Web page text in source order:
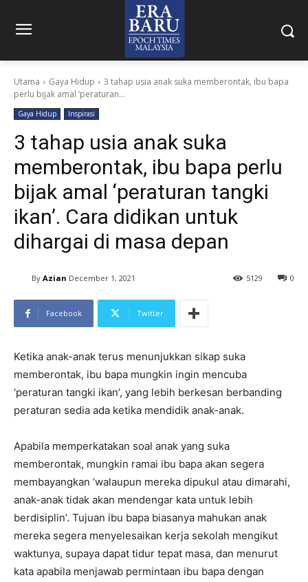
Utama Gaya Hidup
3 tahap usia anak suka memberontak, ibu bapa
perlu bijak amal ‘peraturan...
Gaya Hidup Inspirasi
3 tahap usia anak suka
memberontak, ibu bapa perlu
bijak amal ‘peraturan tangki
ikan’. Cara didikan untuk
dihargai di masa depan
By Azian December 1, 2021 0
5129
Facebook Twitter
Ketika anak-anak terus menunjukkan sikap suka
memberontak, ibu bapa mungkin ingin mencuba
‘peraturan tangki ikan’, yang lebih berkesan berbanding
peraturan sedia ada ketika mendidik anak-anak.
Apabila memperkatakan soal anak yang suka
memberontak, mungkin ramai ibu bapa akan segera
membayangkan ‘walaupun mereka dipukul atau dimarahi,
anak-anak tidak akan mendengar kata untuk lebih
berdisiplin’. Tujuan ibu bapa biasanya mahukan anak
mereka segera menyelesaikan kerja sekolah mengikut
waktunya, supaya dapat tidur tepat masa, dan menurut
kata apabila menjawab permintaan ibu bapa dengan